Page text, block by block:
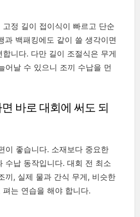
고정 길이 접이식이 빠르고 단순
과 백패킹에도 같이 쓸 생각이면
니다. 다만 길이 조절식은 무게
어날 수 있으니 조끼 수납을 먼
바로 대회에 써도 되
이 좋습니다. 소재보다 중요한
수납 동작입니다. 대회 전 최소
끼, 실제 물과 간식 무게, 비슷한
는 연습을 해야 합니다.